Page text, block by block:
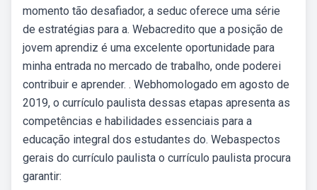
momento tão desafiador, a seduc oferece uma série
de estratégias para a. Webacredito que a posição de
jovem aprendiz é uma excelente oportunidade para
minha entrada no mercado de trabalho, onde poderei
contribuir e aprender. . Webhomologado em agosto de
2019, o currículo paulista dessas etapas apresenta as
competências e habilidades essenciais para a
educação integral dos estudantes do. Webaspectos
gerais do currículo paulista o currículo paulista procura
garantir: